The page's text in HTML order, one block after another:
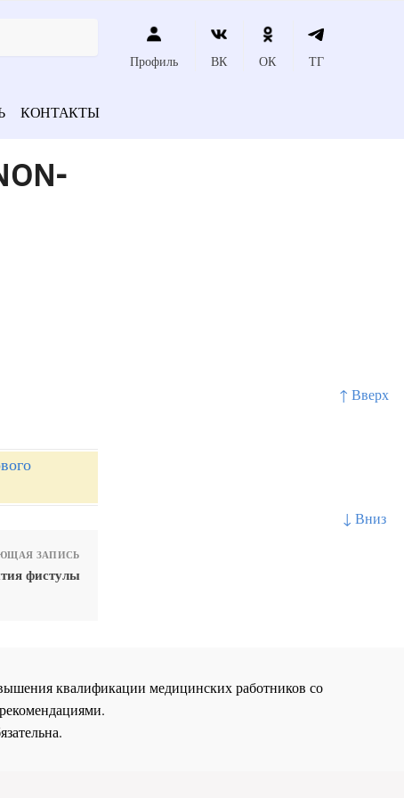
↑ Вверх
↓ Вниз
Профиль ВК ОК ТГ
КОНТАКТЫ
ЗАПИСЬ
фистулы
квалификации медицинских работников со